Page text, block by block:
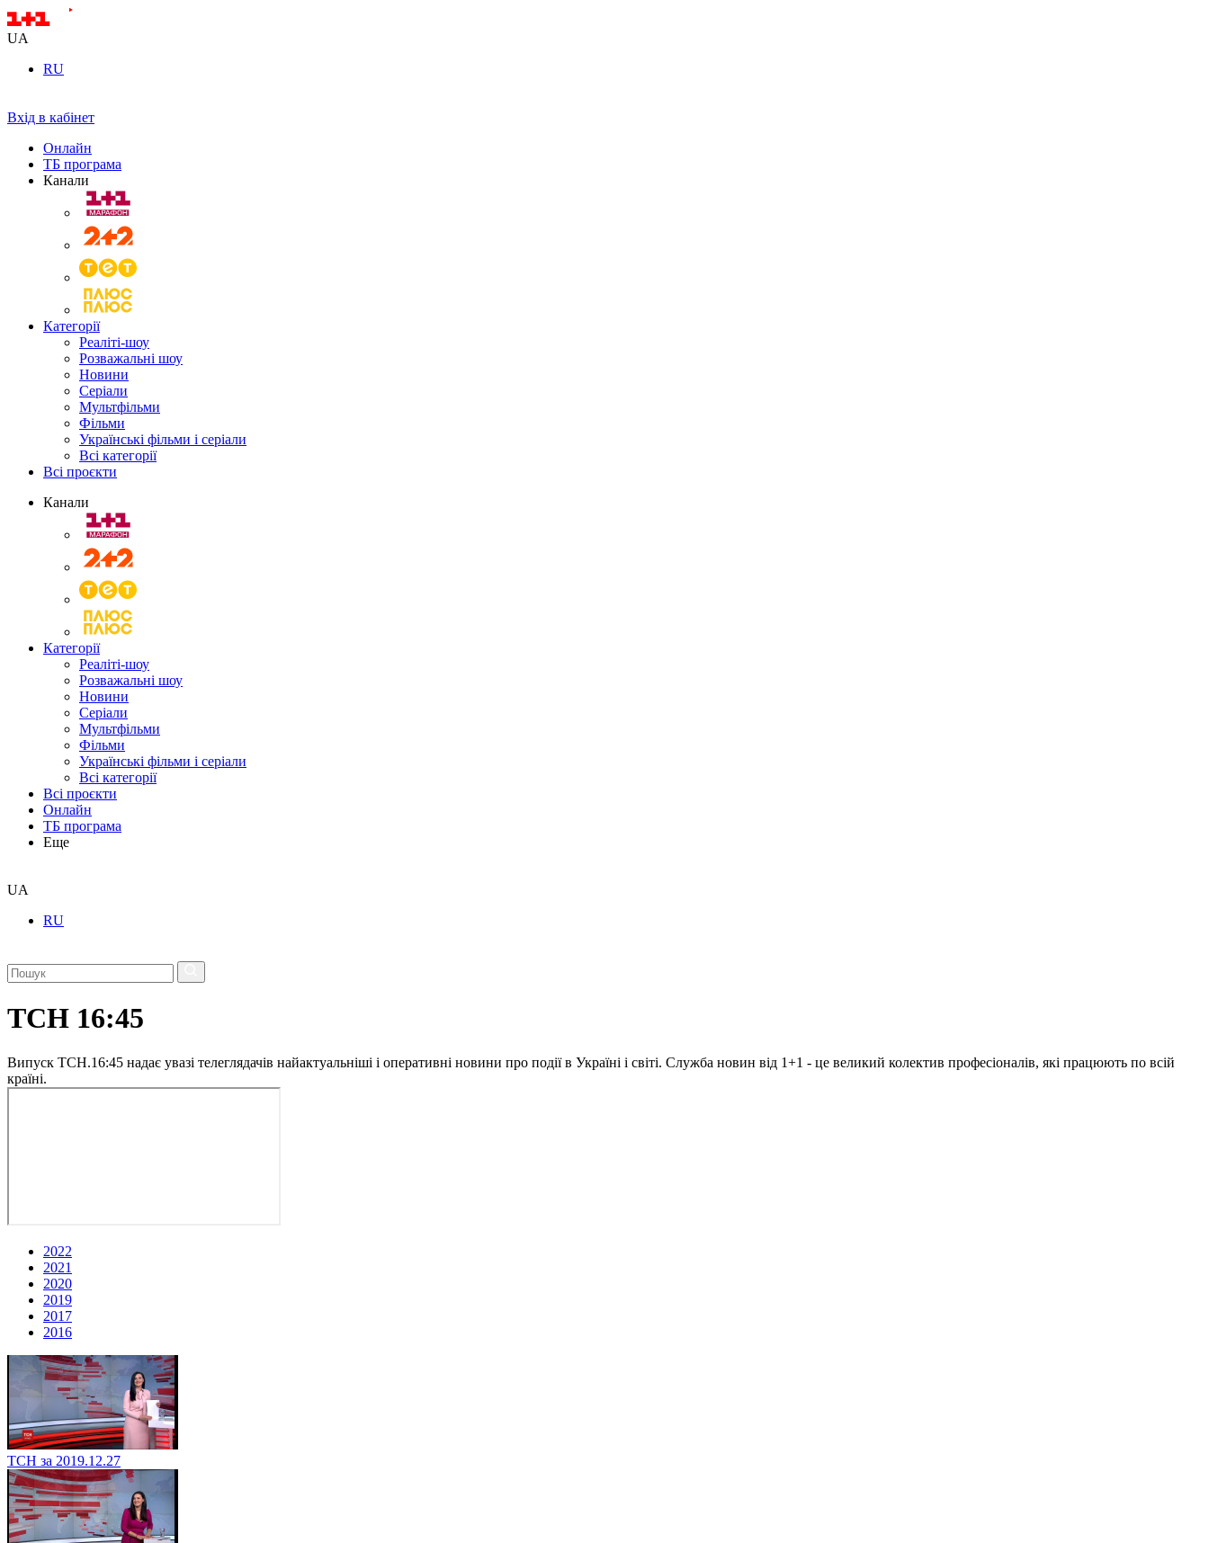
UA
RU
Вхід в кабінет
Онлайн
ТБ програма
Канали
Категорії
Реаліті-шоу
Розважальні шоу
Новини
Серіали
Мультфільми
Фільми
Українські фільми і серіали
Всі категорії
Всі проєкти
Канали
Категорії
Реаліті-шоу
Розважальні шоу
Новини
Серіали
Мультфільми
Фільми
Українські фільми і серіали
Всі категорії
Всі проєкти
Онлайн
ТБ програма
Еще
UA
RU
ТСН 16:45
Випуск ТСН.16:45 надає увазі телеглядачів найактуальніші і оперативні новини про події в Україні і світі. Служба новин від 1+1 - це великий колектив професіоналів, які працюють по всій
країні.
2022
2021
2020
2019
2017
2016
ТСН за 2019.12.27